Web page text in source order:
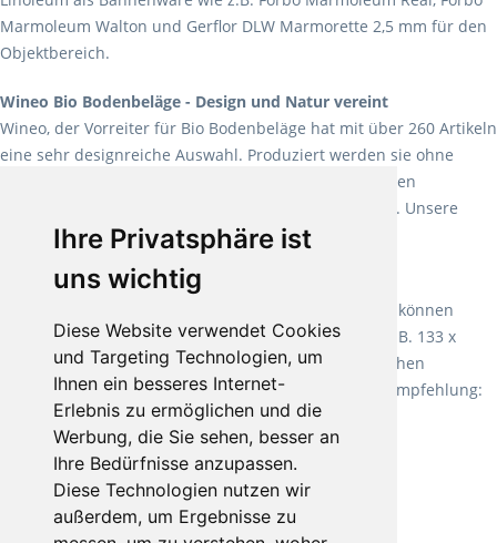
Ihre Privatsphäre ist
uns wichtig
Diese Website verwendet Cookies
und Targeting Technologien, um
Ihnen ein besseres Internet-
Erlebnis zu ermöglichen und die
Werbung, die Sie sehen, besser an
Ihre Bedürfnisse anzupassen.
Diese Technologien nutzen wir
außerdem, um Ergebnisse zu
Marmoleum Walton und Gerflor DLW Marmorette 2,5 mm für den
Objektbereich.
Wineo Bio Bodenbeläge - Design und Natur vereint
Wineo, der Vorreiter für Bio Bodenbeläge hat mit über 260 Artikeln
eine sehr designreiche Auswahl. Produziert werden sie ohne
Weichmacher und Lösungsmittel. Mit allen verfügbaren
Verlegearten ist er für jegliche Bauvorhaben attraktiv. Unsere
Empfehlung:Wineo 1000 Multi Layer XXL.
Teppiche für ein angenehmes Laufgefühl
machen es schon lange vor. Sie können
Teppich in Ihrem gewünschten Sondermaß kaufen, z.B. 133 x
60cm. Vor allem in Schlafzimmern aufgrund der weichen
Oberfläche ein sehr beliebter Zusatzboden. Unsere Empfehlung:
Fletco Fluffy und Fletco Hermelin